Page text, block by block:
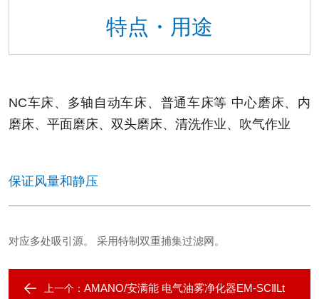
特点・用途
NC车床、多轴自动车床、普通车床等 中心磨床、内
磨床、平面磨床、双头磨床、清洗作业、吹气作业
保证风量和静压
对应多处吸引源。 采用特制双重捕集过滤网。
上一个： AMANO/安满能 电气油雾净化器EM-SCⅡLt